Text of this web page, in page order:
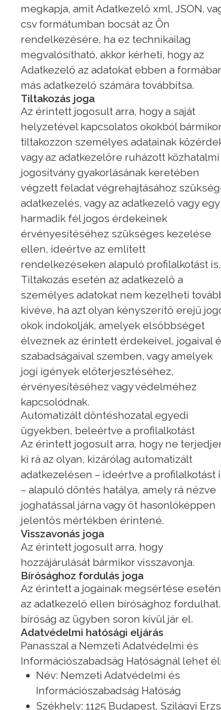
megkapja, amit Adatkezelő xml, JSON,
csv formátumban bocsát az Ön
rendelkezésére, ha ez technikailag
megvalósítható, akkor kérheti, hogy az
Adatkezelő az adatokat ebben a
más adatkezelő számára továbbítsa.
Tiltakozás joga
Az érintett jogosult arra, hogy a saját
helyzetével kapcsolatos okokból
tiltakozzon személyes adatainak
vagy az adatkezelőre ruházott közhatalmi
jogosítvány gyakorlásának keretében
végzett feladat végrehajtásához
adatkezelés, vagy az adatkezelő vagy egy
harmadik fél jogos érdekeinek
érvényesítéséhez szükséges kezelése
ellen, ideértve az említett
rendelkezéseken alapuló profilalkotást is.
Tiltakozás esetén az adatkezelő a
személyes adatokat nem kezelheti
kivéve, ha azt olyan kényszerítő erejű
okok indokolják, amelyek elsőbbséget
élveznek az érintett érdekeivel, jogaival
szabadságaival szemben, vagy amelyek
jogi igények előterjesztéséhez,
érvényesítéséhez vagy védelméhez
kapcsolódnak.
Automatizált döntéshozatal egyedi
ügyekben, beleértve a profilalkotást
Az érintett jogosult arra, hogy ne
ki rá az olyan, kizárólag automatizált
adatkezelésen – ideértve a profilalkotást
– alapuló döntés hatálya, amely rá nézve
joghatással járna vagy őt hasonlóképpen
jelentős mértékben érintené.
Visszavonás joga
Az érintett jogosult arra, hogy
hozzájárulását bármikor visszavonja.
Bírósághoz fordulás joga
Az érintett a jogainak megsértése esetén
az adatkezelő ellen bírósághoz
bíróság az ügyben soron kívül jár el.
Adatvédelmi hatósági eljárás
Panasszal a Nemzeti Adatvédelmi és
Információszabadság Hatóságnál lehet
Név: Nemzeti Adatvédelmi és
Információszabadság Hatóság
Székhely: 1125 Budapest, Szilágyi